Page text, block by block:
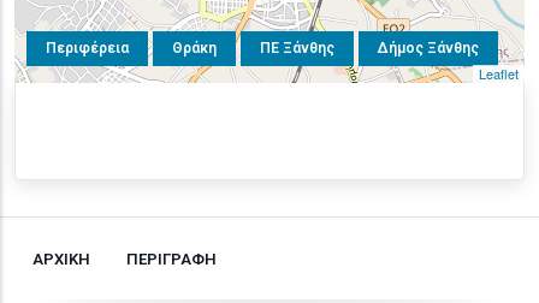
Περιφέρεια Θράκη ΠΕ Ξάνθης Δήμος Ξάνθης
Leaflet
ΑΡΧΙΚΗ ΠΕΡΙΓΡΑΦΗ